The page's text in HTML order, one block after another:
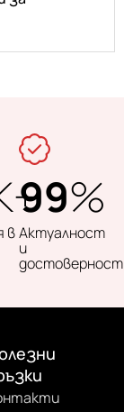
в
99%
Актуалност
и
достоверност